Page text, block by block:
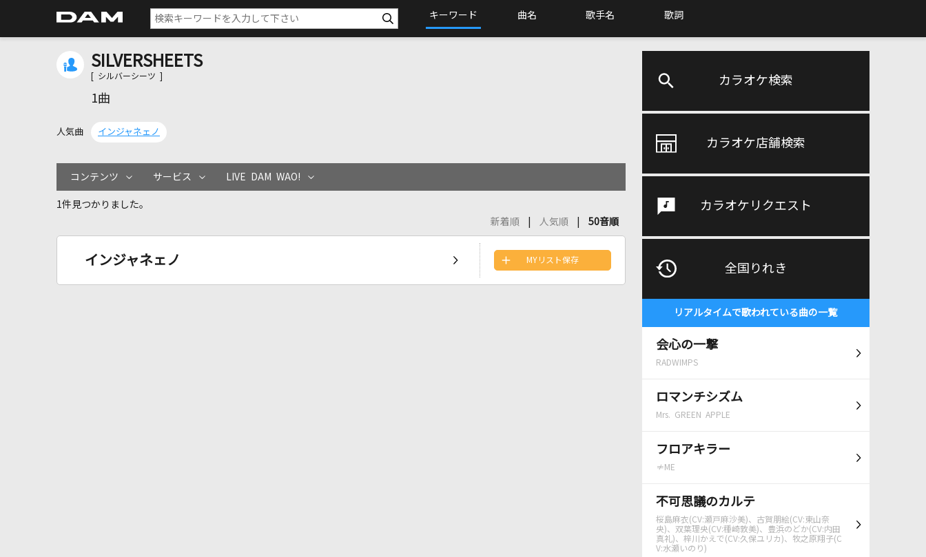
キーワード 曲名 歌手名 歌詞
カラオケ検索
カラオケ店舗検索
カラオケリクエスト
全国りれき
リアルタイムで歌われている曲の一覧
会心の一撃
RADWIMPS
ロマンチシズム
Mrs. GREEN APPLE
フロアキラー
≠ME
不可思議のカルテ
桜島麻衣(CV:瀬戸麻沙美)、古賀朋絵(CV:東山奈
央)、双葉理央(CV:種崎敦美)、豊浜のどか(CV:内田
真礼)、梓川かえで(CV:久保ユリカ)、牧之原翔子(C
V:水瀬いのり)
SILVERSHEETS
[ シルバーシーツ ]
1曲
人気曲 インジャネェノ
コンテンツ サービス LIVE DAM WAO!
1件見つかりました。
新着順
人気順 50音順
インジャネェノ MYリスト保存